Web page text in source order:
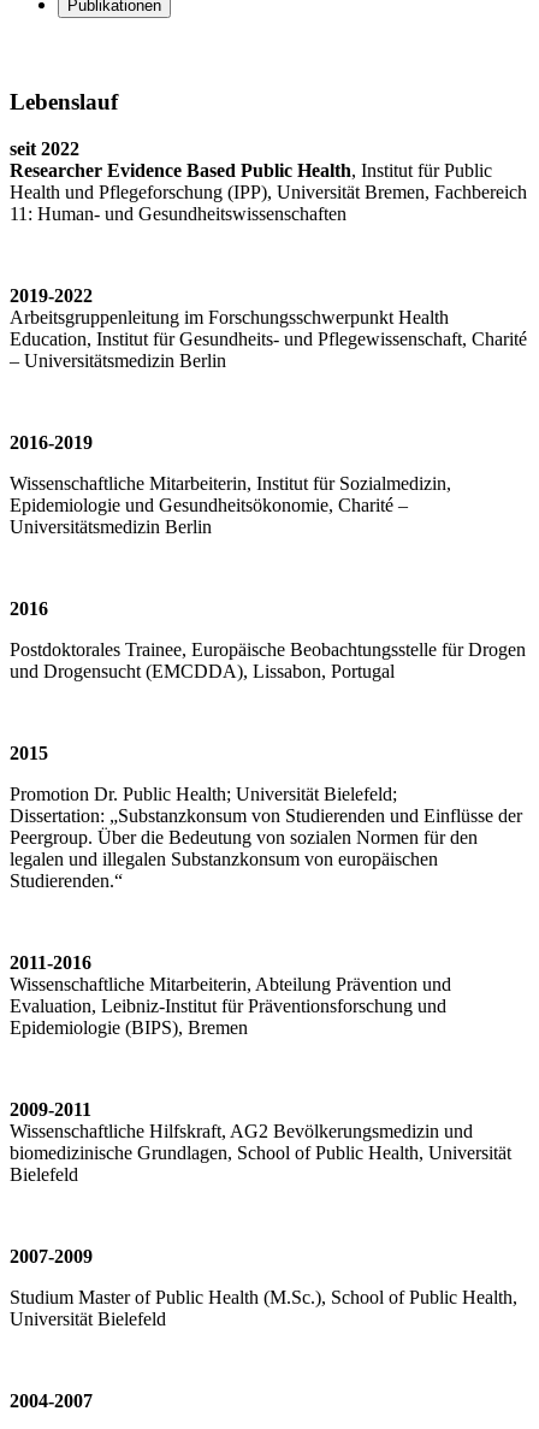
Publikationen
Lebenslauf
seit 2022
Researcher Evidence Based Public Health, Institut für Public
Health und Pflegeforschung (IPP), Universität Bremen, Fachbereich
11: Human- und Gesundheitswissenschaften
2019-2022
Arbeitsgruppenleitung im Forschungsschwerpunkt Health
Education, Institut für Gesundheits- und Pflegewissenschaft, Charité
– Universitätsmedizin Berlin
2016-2019
Wissenschaftliche Mitarbeiterin, Institut für Sozialmedizin,
Epidemiologie und Gesundheitsökonomie, Charité –
Universitätsmedizin Berlin
2016
Postdoktorales Trainee, Europäische Beobachtungsstelle für Drogen
und Drogensucht (EMCDDA), Lissabon, Portugal
2015
Promotion Dr. Public Health; Universität Bielefeld;
Dissertation: „Substanzkonsum von Studierenden und Einflüsse der
Peergroup. Über die Bedeutung von sozialen Normen für den
legalen und illegalen Substanzkonsum von europäischen
Studierenden.“
2011-2016
Wissenschaftliche Mitarbeiterin, Abteilung Prävention und
Evaluation, Leibniz-Institut für Präventionsforschung und
Epidemiologie (BIPS), Bremen
2009-2011
Wissenschaftliche Hilfskraft, AG2 Bevölkerungsmedizin und
biomedizinische Grundlagen, School of Public Health, Universität
Bielefeld
2007-2009
Studium Master of Public Health (M.Sc.), School of Public Health,
Universität Bielefeld
2004-2007